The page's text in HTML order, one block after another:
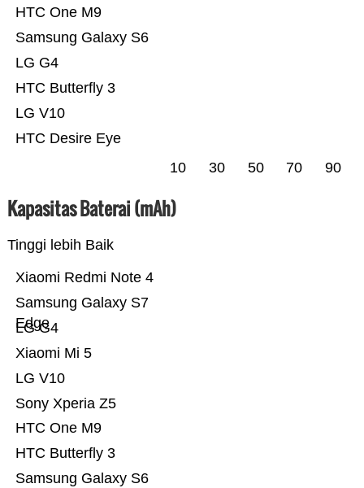
HTC Desire Eye
LG V10
HTC Butterfly 3
LG G4
Samsung Galaxy S6
HTC One M9
10 30 50 70 90
Kapasitas Baterai (mAh)
Tinggi lebih Baik
Samsung Galaxy S6
HTC Butterfly 3
HTC One M9
Sony Xperia Z5
LG V10
Xiaomi Mi 5
LG G4
Samsung Galaxy S7
Edge
Xiaomi Redmi Note 4